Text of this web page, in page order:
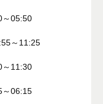
05:50
～11:25
11:30
06:15